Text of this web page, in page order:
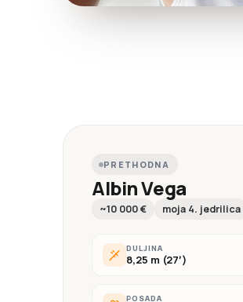
PRETHODNA
Albin Vega
~10 000 € moja 4. jedrilica
DULJINA
8,25 m (27′)
POSADA